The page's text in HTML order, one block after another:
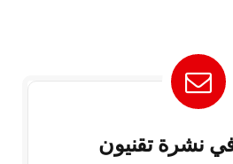
نشرة تقنيون